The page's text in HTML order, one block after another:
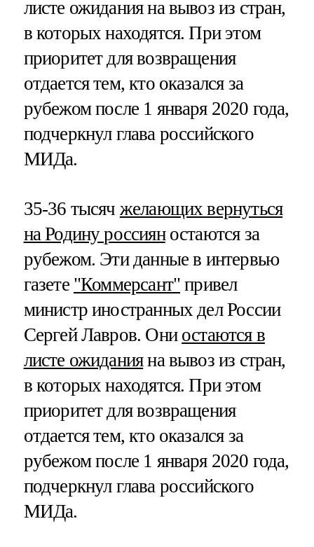
листе ожидания на вывоз из стран,
в которых находятся. При этом
приоритет для возвращения
отдается тем, кто оказался за
рубежом после 1 января 2020 года,
подчеркнул глава российского
МИДа.
35-36 тысяч желающих вернуться
на Родину россияностаются за
рубежом. Эти данные в интервью
газете "Коммерсант" привел
министр иностранных дел России
Сергей Лавров. Они остаются в
листе ожиданияна вывоз из стран,
в которых находятся. При этом
приоритет для возвращения
отдается тем, кто оказался за
рубежом после 1 января 2020 года,
подчеркнул глава российского
МИДа.